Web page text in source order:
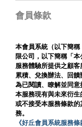
會員條款
本會員系統（以下簡
限公司，以下簡稱「
服務體驗所提供之顧
累積、兌換辦法、回
為已閱讀、瞭解並同
本服務現有與未來衍
或不接受本服務條款
務。
《好丘會員系統服務條